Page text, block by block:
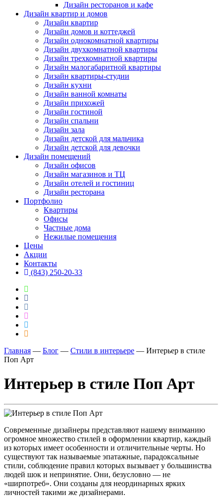
Дизайн ресторанов и кафе
Дизайн квартир и домов
Дизайн квартир
Дизайн домов и коттеджей
Дизайн однокомнатной квартиры
Дизайн двухкомнатной квартиры
Дизайн трехкомнатной квартиры
Дизайн малогабаритной квартиры
Дизайн квартиры-студии
Дизайн кухни
Дизайн ванной комнаты
Дизайн прихожей
Дизайн гостиной
Дизайн спальни
Дизайн зала
Дизайн детской для мальчика
Дизайн детской для девочки
Дизайн помещений
Дизайн офисов
Дизайн магазинов и ТЦ
Дизайн отелей и гостиниц
Дизайн ресторана
Портфолио
Квартиры
Офисы
Частные дома
Нежилые помещения
Цены
Акции
Контакты
(843) 250-20-33
Главная ― Блог ― Стили в интерьере ― Интерьер в стиле
Поп Арт
Интерьер в стиле Поп Арт
Современные дизайнеры представляют нашему вниманию
огромное множество стилей в оформлении квартир, каждый
из которых имеет особенности и отличительные черты. Но
существуют так называемые эпатажные, парадоксальные
стили, соблюдение правил которых вызывает у большинства
людей шок и непринятие. Они, безусловно — не
«ширпотреб». Они созданы для неординарных ярких
личностей такими же дизайнерами.